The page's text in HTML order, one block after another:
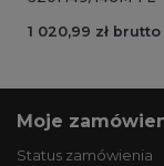
1 020,99 zł brutto
Moje
Status zamówienia